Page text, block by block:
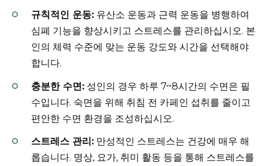
규칙적인 운동: 유산소 운동과 근력 운동을 병행하여
심폐 기능을 향상시키고 스트레스를 관리하십시오. 본
인의 체력 수준에 맞는 운동 강도와 시간을 선택해야
합니다.
충분한 수면: 성인의 경우 하루 7~8시간의 수면은 필
수입니다. 숙면을 위해 취침 전 카페인 섭취를 줄이고
편안한 수면 환경을 조성하십시오.
스트레스 관리: 만성적인 스트레스는 건강에 매우 해
롭습니다. 명상, 요가, 취미 활동 등을 통해 스트레스를